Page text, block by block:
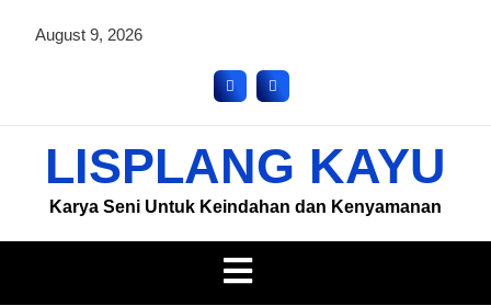
August 9, 2026
LISPLANG KAYU
Karya Seni Untuk Keindahan dan Kenyamanan